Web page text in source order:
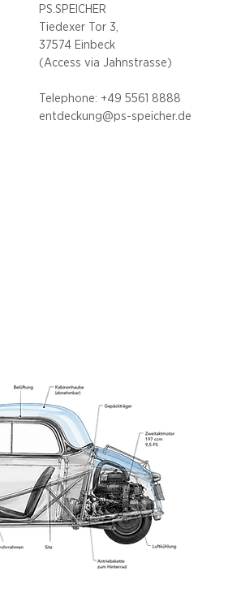
PS.SPEICHER
Tiedexer Tor 3,
37574 Einbeck
(Access via Jahnstrasse)
Telephone: +49 5561 8888
entdeckung@ps-speicher.de